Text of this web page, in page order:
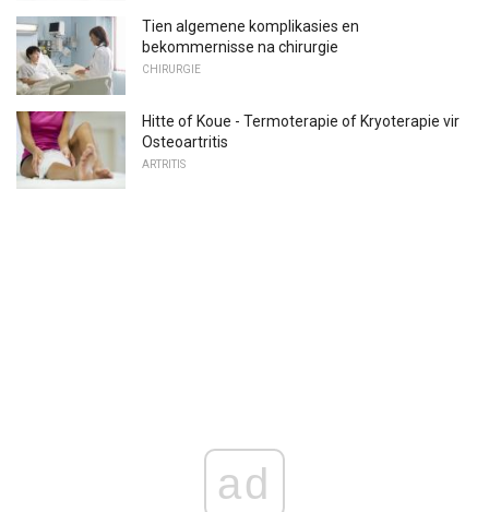
Tien algemene komplikasies en
bekommernisse na chirurgie
CHIRURGIE
Hitte of Koue - Termoterapie of Kryoterapie vir
Osteoartritis
ARTRITIS
ad